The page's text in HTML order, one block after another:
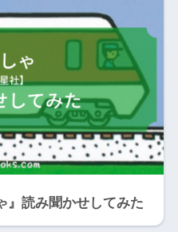
』読み聞かせしてみた